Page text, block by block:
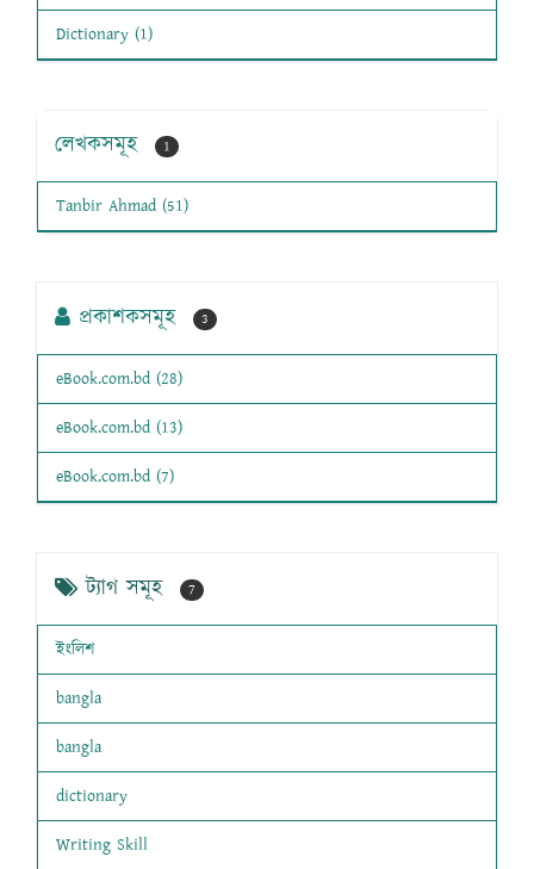
Dictionary (1)
লেখকসমূহ 1
Tanbir Ahmad (51)
প্রকাশকসমূহ 3
eBook.com.bd (28)
eBook.com.bd (13)
eBook.com.bd (7)
ট্যাগ সমূহ 7
ইংলিশ
bangla
bangla
dictionary
Writing Skill